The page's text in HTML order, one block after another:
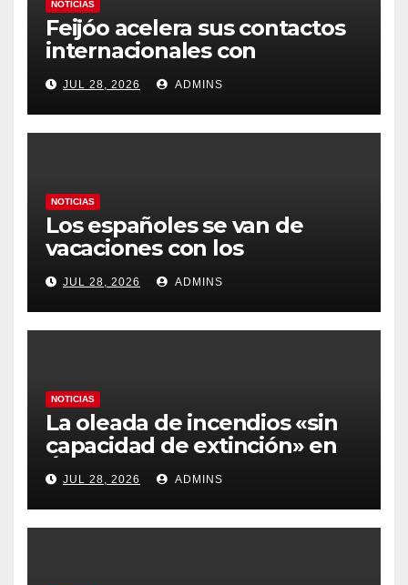
NOTICIAS
Feijóo acelera sus contactos
internacionales con
Latinoamérica como socio
prioritario en su agenda de
gobierno
JUL 28, 2026 ADMINS
NOTICIAS
Los españoles se van de
vacaciones con los
carburantes hasta un 21%
más caros que el año pasado
y los hoteles disparados
JUL 28, 2026 ADMINS
NOTICIAS
La oleada de incendios «sin
capacidad de extinción» en
Ávila y al oeste de Madrid
obliga a declarar la
emergencia nacional
JUL 28, 2026 ADMINS